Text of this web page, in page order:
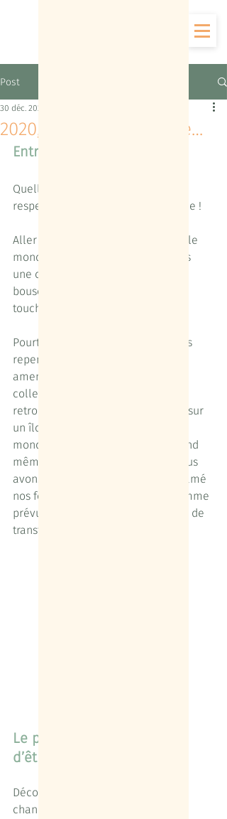
Post
2020, année suspendue…
30 déc. 2020
Entre rêve et réalité
Quelle idée de quitter nos emplois
respectifs à l’orée d’une telle année !
Aller poursuivre un rêve alors que le
monde s’apprête à s’enfoncer dans
une crise sanitaire inédite, qui
bousculera le quotidien de tous et
touchera cruellement certains.
Pourtant, c’est sans regret que nous
repensons à ce choix, qui nous a
amené à quitter nos chaleureux
collectifs de travail pour nous
retrouver confinés à deux, comme sur
un îlot à l’abri de l’agitation de ce
monde qui semble un peu fou quand
même. Et c’est sans hésiter que nous
avons lancé nos préparatifs et entamé
nos formations, pour être prêts comme
prévu en 2021, quoiqu’il arrive, afin de
transformer le rêve en réalité !
Le plaisir d’apprendre… et
d’être accompagnés
Découvrir nos lacunes et avoir la
chance de pouvoir s’attacher à les